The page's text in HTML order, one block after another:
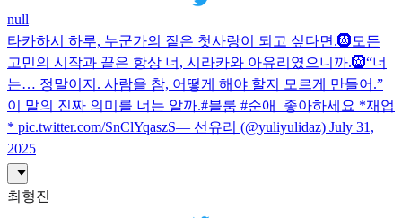
null
타카하시 하루, 누군가의 짙은 첫사랑이 되고 싶다면.🛞모든
고민의 시작과 끝은 항상 너, 시라카와 아유리였으니까.🛞“너
는… 정말이지. 사람을 참, 어떻게 해야 할지 모르게 만들어.”
이 말의 진짜 의미를 너는 알까.#블룸 #순애_좋아하세요 *재업
* pic.twitter.com/SnClYqaszS— 선유리 (@yuliyulidaz) July 31,
2025
최형진